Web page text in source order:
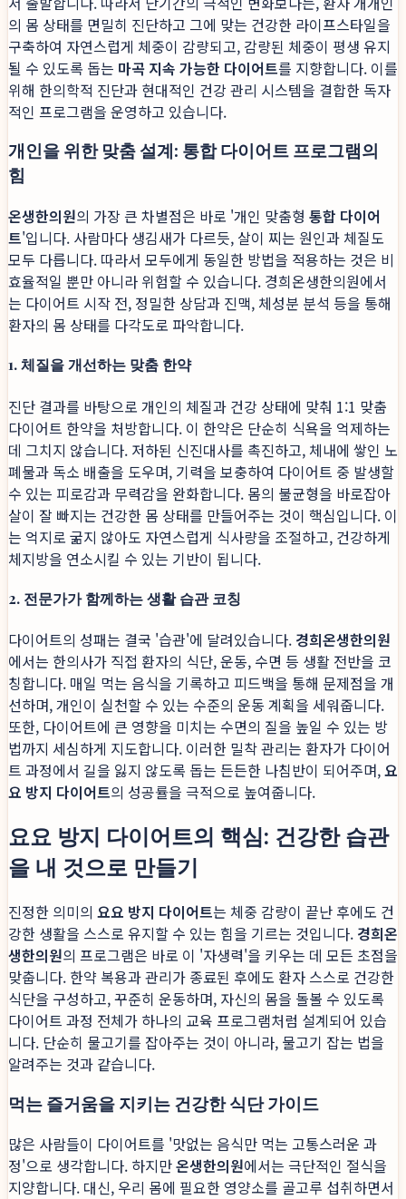
의 몸 상태를 면밀히 진단하고 그에 맞는 건강한 라이프스타일을
구축하여 자연스럽게 체중이 감량되고, 감량된 체중이 평생 유지
될 수 있도록 돕는 마곡 지속 가능한 다이어트를 지향합니다. 이를
위해 한의학적 진단과 현대적인 건강 관리 시스템을 결합한 독자
적인 프로그램을 운영하고 있습니다.
개인을 위한 맞춤 설계: 통합 다이어트 프로그램의
힘
온생한의원의 가장 큰 차별점은 바로 '개인 맞춤형 통합 다이어
트'입니다. 사람마다 생김새가 다르듯, 살이 찌는 원인과 체질도
모두 다릅니다. 따라서 모두에게 동일한 방법을 적용하는 것은 비
효율적일 뿐만 아니라 위험할 수 있습니다. 경희온생한의원에서
는 다이어트 시작 전, 정밀한 상담과 진맥, 체성분 분석 등을 통해
환자의 몸 상태를 다각도로 파악합니다.
1. 체질을 개선하는 맞춤 한약
진단 결과를 바탕으로 개인의 체질과 건강 상태에 맞춰 1:1 맞춤
다이어트 한약을 처방합니다. 이 한약은 단순히 식욕을 억제하는
데 그치지 않습니다. 저하된 신진대사를 촉진하고, 체내에 쌓인 노
폐물과 독소 배출을 도우며, 기력을 보충하여 다이어트 중 발생할
수 있는 피로감과 무력감을 완화합니다. 몸의 불균형을 바로잡아
살이 잘 빠지는 건강한 몸 상태를 만들어주는 것이 핵심입니다. 이
는 억지로 굶지 않아도 자연스럽게 식사량을 조절하고, 건강하게
체지방을 연소시킬 수 있는 기반이 됩니다.
2. 전문가가 함께하는 생활 습관 코칭
다이어트의 성패는 결국 '습관'에 달려있습니다. 경희온생한의원
에서는 한의사가 직접 환자의 식단, 운동, 수면 등 생활 전반을 코
칭합니다. 매일 먹는 음식을 기록하고 피드백을 통해 문제점을 개
선하며, 개인이 실천할 수 있는 수준의 운동 계획을 세워줍니다.
또한, 다이어트에 큰 영향을 미치는 수면의 질을 높일 수 있는 방
법까지 세심하게 지도합니다. 이러한 밀착 관리는 환자가 다이어
트 과정에서 길을 잃지 않도록 돕는 든든한 나침반이 되어주며,요
요 방지 다이어트의 성공률을 극적으로 높여줍니다.
요요 방지 다이어트의 핵심: 건강한 습관
을 내 것으로 만들기
진정한 의미의 요요 방지 다이어트는 체중 감량이 끝난 후에도 건
강한 생활을 스스로 유지할 수 있는 힘을 기르는 것입니다. 경희온
생한의원의 프로그램은 바로 이 '자생력'을 키우는 데 모든 초점을
맞춥니다. 한약 복용과 관리가 종료된 후에도 환자 스스로 건강한
식단을 구성하고, 꾸준히 운동하며, 자신의 몸을 돌볼 수 있도록
다이어트 과정 전체가 하나의 교육 프로그램처럼 설계되어 있습
니다. 단순히 물고기를 잡아주는 것이 아니라, 물고기 잡는 법을
알려주는 것과 같습니다.
먹는 즐거움을 지키는 건강한 식단 가이드
많은 사람들이 다이어트를 '맛없는 음식만 먹는 고통스러운 과
정'으로 생각합니다. 하지만온생한의원에서는 극단적인 절식을
지양합니다. 대신, 우리 몸에 필요한 영양소를 골고루 섭취하면서